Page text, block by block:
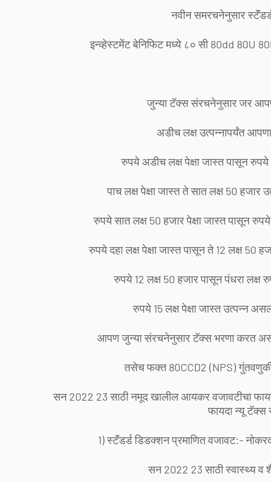
नवीन समरचनेनुसार
इन्व्हेस्टमेंट बेनिफिट मध्ये ८० सी 80dd 80U
जुन्या टॅक्स संरचनेनुसार जर
अडीच लक्ष उत्पन्नापर्यंत
रुपये अडीच लक्ष पेक्षा जास्त पासून
पाच लक्ष पेक्षा जास्त ते सात लक्ष 50
रुपये सात लक्ष 50 हजार पेक्षा जास्त पासून
रुपये दहा लक्ष पेक्षा जास्त पासून ते 12 लक्ष 50
रुपये 12 लक्ष 50 हजार पासून पंधरा लक्ष
रुपये 15 लक्ष पेक्षा जास्त उत्पन्न
आपण जुन्या संरचनेनुसार टॅक्स भरणा करत
तसेच फक्त 80CCD2 (NPS)
सन 2022 23 साठी नमूद खालील आयकर वजावटीचा
फायदा न्यू टॅक्स
1) स्टॅंडर्ड डिडक्शन प्रमाणित वजावट:-
सन 2022 23 साठी स्वास्थ्य